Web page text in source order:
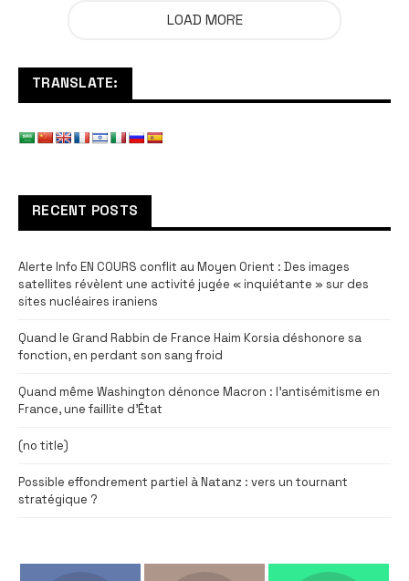
LOAD MORE
TRANSLATE:
RECENT POSTS
Alerte Info EN COURS conflit au Moyen Orient : Des images
satellites révèlent une activité jugée « inquiétante » sur des
sites nucléaires iraniens
Quand le Grand Rabbin de France Haim Korsia déshonore sa
fonction, en perdant son sang froid
Quand même Washington dénonce Macron : l’antisémitisme en
France, une faillite d’État
(no title)
Possible effondrement partiel à Natanz : vers un tournant
stratégique ?